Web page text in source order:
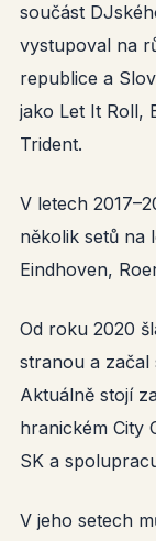
součást
vystupoval na
republice a
jako Let It Roll,
Trident.
V letech
několik setů na
Eindhoven,
Od roku 2020
stranou a začal
Aktuálně stojí
hranickém City
SK a
V jeho setech